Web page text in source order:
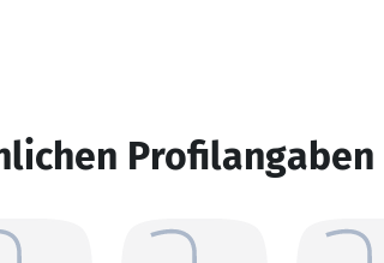
Profilangaben